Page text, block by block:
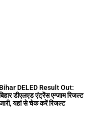
Bihar DELED Result Out:
डीएलएड एंट्रेंस एग्जाम रिजल्ट
यहां से चेक करें रिजल्ट